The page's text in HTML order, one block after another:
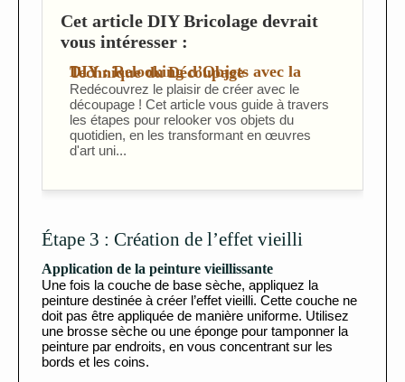
Cet article DIY Bricolage devrait
vous intéresser :
DIY : Relooking d’Objets avec la Technique du Découpage
Redécouvrez le plaisir de créer avec le
découpage ! Cet article vous guide à travers
les étapes pour relooker vos objets du
quotidien, en les transformant en œuvres
d'art uni...
Étape 3 : Création de l’effet vieilli
Application de la peinture vieillissante
Une fois la couche de base sèche, appliquez la
peinture destinée à créer l’effet vieilli. Cette couche ne
doit pas être appliquée de manière uniforme. Utilisez
une brosse sèche ou une éponge pour tamponner la
peinture par endroits, en vous concentrant sur les
bords et les coins.